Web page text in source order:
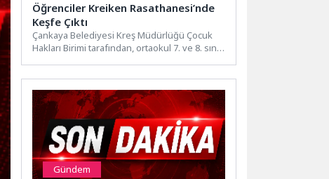
Öğrenciler Kreiken Rasathanesi’nde
Keşfe Çıktı
Çankaya Belediyesi Kreş Müdürlüğü Çocuk
Hakları Birimi tarafından, ortaokul 7. ve 8. sınıf
Gündem